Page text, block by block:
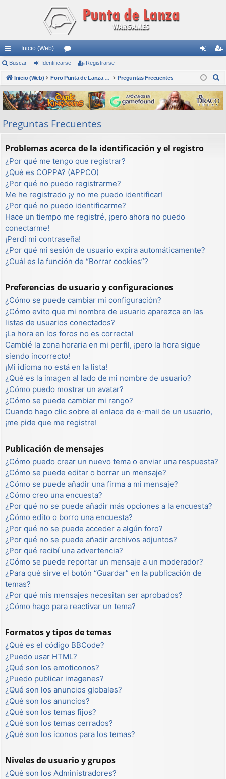
nl
ac
es
rá
pi
Inicio (Web)
or
os nti
fic
ar
ist
ra
rs
Buscar Identificarse Registrarse
Inicio (Web) Foro Punta de Lanza Wargames Preguntas Frecuentes
s
c
r
Preguntas Frecuentes
Problemas acerca de la identificación y el registro
¿Por qué me tengo que registrar?
¿Qué es COPPA? (APPCO)
¿Por qué no puedo registrarme?
Me he registrado ¡y no me puedo identificar!
¿Por qué no puedo identificarme?
Hace un tiempo me registré, ¡pero ahora no puedo
conectarme!
¡Perdí mi contraseña!
¿Por qué mi sesión de usuario expira automáticamente?
¿Cuál es la función de “Borrar cookies”?
Preferencias de usuario y configuraciones
¿Cómo se puede cambiar mi configuración?
¿Cómo evito que mi nombre de usuario aparezca en las
listas de usuarios conectados?
¡La hora en los foros no es correcta!
Cambié la zona horaria en mi perfil, ¡pero la hora sigue
siendo incorrecto!
¡Mi idioma no está en la lista!
¿Qué es la imagen al lado de mi nombre de usuario?
¿Cómo puedo mostrar un avatar?
¿Cómo se puede cambiar mi rango?
Cuando hago clic sobre el enlace de e-mail de un usuario,
¡me pide que me registre!
Publicación de mensajes
¿Cómo puedo crear un nuevo tema o enviar una respuesta?
¿Cómo se puede editar o borrar un mensaje?
¿Cómo se puede añadir una firma a mi mensaje?
¿Cómo creo una encuesta?
¿Por qué no se puede añadir más opciones a la encuesta?
¿Cómo edito o borro una encuesta?
¿Por qué no se puede acceder a algún foro?
¿Por qué no se puede añadir archivos adjuntos?
¿Por qué recibí una advertencia?
¿Cómo se puede reportar un mensaje a un moderador?
¿Para qué sirve el botón “Guardar” en la publicación de
temas?
¿Por qué mis mensajes necesitan ser aprobados?
¿Cómo hago para reactivar un tema?
Formatos y tipos de temas
¿Qué es el código BBCode?
¿Puedo usar HTML?
¿Qué son los emoticonos?
¿Puedo publicar imagenes?
¿Qué son los anuncios globales?
¿Qué son los anuncios?
¿Qué son los temas fijos?
¿Qué son los temas cerrados?
¿Qué son los iconos para los temas?
Niveles de usuario y grupos
¿Qué son los Administradores?